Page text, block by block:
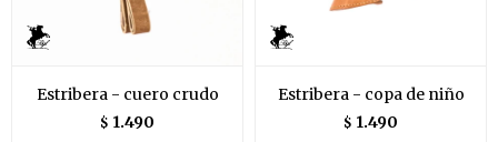
Estribera - cuero crudo
$ 1.490
Estribera - copa de niño
$ 1.490